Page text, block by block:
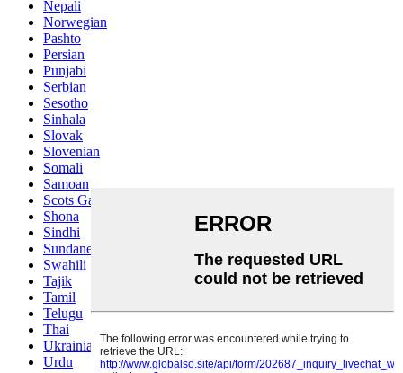
Nepali
Norwegian
Pashto
Persian
Punjabi
Serbian
Sesotho
Sinhala
Slovak
Slovenian
Somali
Samoan
Scots Gaelic
Shona
Sindhi
Sundanese
Swahili
Tajik
Tamil
Telugu
Thai
Ukrainian
Urdu